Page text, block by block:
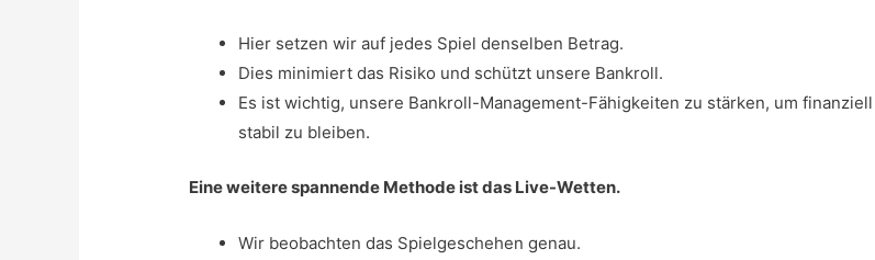
Hier setzen wir auf jedes Spiel denselben Betrag.
Dies minimiert das Risiko und schützt unsere Bankroll.
Es ist wichtig, unsere Bankroll-Management-Fähigkeiten zu stärken, um finanziell
stabil zu bleiben.
Eine weitere spannende Methode ist das Live-Wetten.
Wir beobachten das Spielgeschehen genau.